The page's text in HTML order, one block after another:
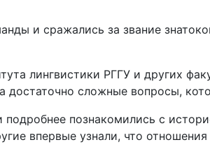
и сражались за звание
лингвистики РГГУ и других
достаточно сложные вопросы,
познакомились с
впервые узнали, что